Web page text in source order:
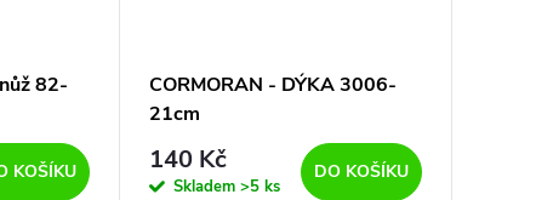
82-
KOŠÍKU
CORMORAN - DÝKA 3006-
21cm
140 Kč
Skladem >5 ks
DO KOŠÍKU